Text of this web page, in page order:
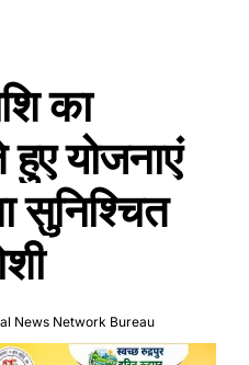
का
योजनाएं
सुनिश्चित
News Network Bureau